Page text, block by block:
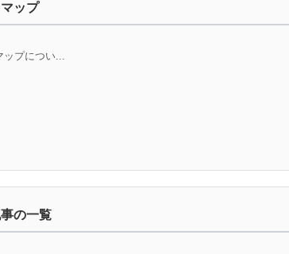
ップ
ップについ...
の一覧